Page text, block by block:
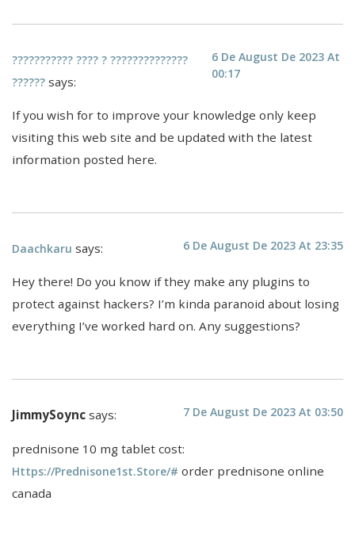
??????????? ???? ? ??????????????
?????? says:
6 De August De 2023 At
00:17
If you wish for to improve your knowledge only keep
visiting this web site and be updated with the latest
information posted here.
Daachkaru says: 6 De August De 2023 At 23:35
Hey there! Do you know if they make any plugins to
protect against hackers? I’m kinda paranoid about losing
everything I’ve worked hard on. Any suggestions?
JimmySoync says: 7 De August De 2023 At 03:50
prednisone 10 mg tablet cost:
Https://prednisone1st.store/# order prednisone online
canada